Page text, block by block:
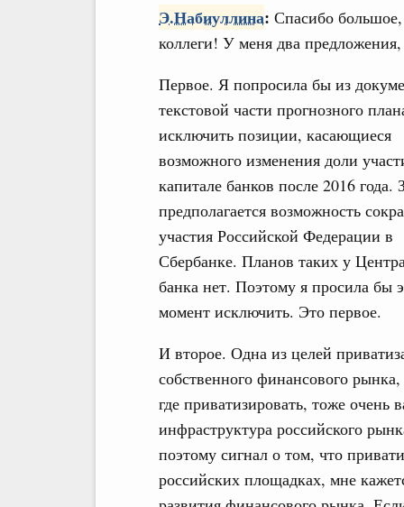
Э.Набиуллина: Спасибо
коллеги! У меня два
Первое. Я попросила бы из
текстовой части прогнозного
исключить позиции, касающиеся
возможного изменения доли
капитале банков после 2016 года.
предполагается возможность
участия Российской Федерации в
Сбербанке. Планов таких у
банка нет. Поэтому я просила бы
момент исключить. Это первое.
И второе. Одна из целей
собственного финансового
где приватизировать, тоже
инфраструктура российского
поэтому сигнал о том, что
российских площадках, мне